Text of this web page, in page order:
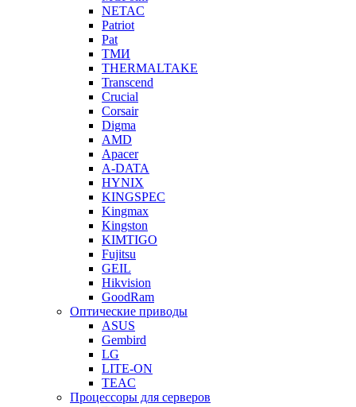
NETAC
Patriot
Pat
ТМИ
THERMALTAKE
Transcend
Crucial
Corsair
Digma
AMD
Apacer
A-DATA
HYNIX
KINGSPEC
Kingmax
Kingston
KIMTIGO
Fujitsu
GEIL
Hikvision
GoodRam
Оптические приводы
ASUS
Gembird
LG
LITE-ON
TEAC
Процессоры для серверов